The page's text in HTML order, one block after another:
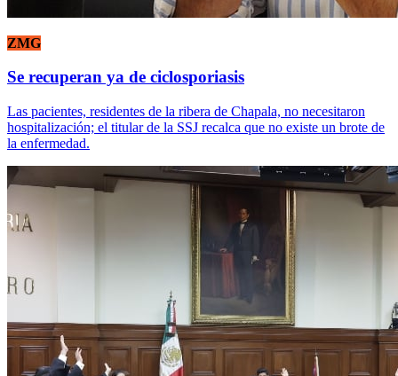
ZMG
Se recuperan ya de ciclosporiasis
Las pacientes, residentes de la ribera de Chapala, no necesitaron
hospitalización; el titular de la SSJ recalca que no existe un brote de
la enfermedad.